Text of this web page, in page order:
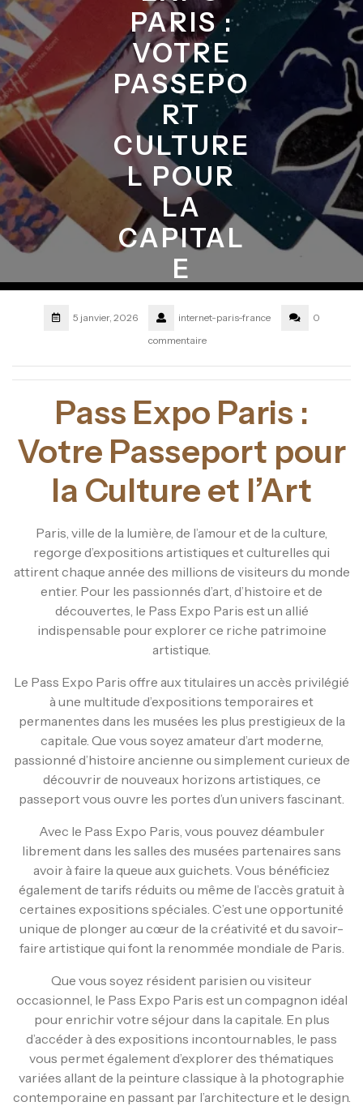
PARIS :
VOTRE
PASSEPO
RT
CULTURE
L POUR
LA
CAPITAL
E
5 janvier, 2026 internet-paris-france
0
commentaire
Pass Expo Paris :
Votre Passeport pour
la Culture et l’Art
Paris, ville de la lumière, de l’amour et de la culture,
regorge d’expositions artistiques et culturelles qui
attirent chaque année des millions de visiteurs du monde
entier. Pour les passionnés d’art, d’histoire et de
découvertes, le Pass Expo Paris est un allié
indispensable pour explorer ce riche patrimoine
artistique.
Le Pass Expo Paris offre aux titulaires un accès privilégié
à une multitude d’expositions temporaires et
permanentes dans les musées les plus prestigieux de la
capitale. Que vous soyez amateur d’art moderne,
passionné d’histoire ancienne ou simplement curieux de
découvrir de nouveaux horizons artistiques, ce
passeport vous ouvre les portes d’un univers fascinant.
Avec le Pass Expo Paris, vous pouvez déambuler
librement dans les salles des musées partenaires sans
avoir à faire la queue aux guichets. Vous bénéficiez
également de tarifs réduits ou même de l’accès gratuit à
certaines expositions spéciales. C’est une opportunité
unique de plonger au cœur de la créativité et du savoir-
faire artistique qui font la renommée mondiale de Paris.
Que vous soyez résident parisien ou visiteur
occasionnel, le Pass Expo Paris est un compagnon idéal
pour enrichir votre séjour dans la capitale. En plus
d’accéder à des expositions incontournables, le pass
vous permet également d’explorer des thématiques
variées allant de la peinture classique à la photographie
contemporaine en passant par l’architecture et le design.